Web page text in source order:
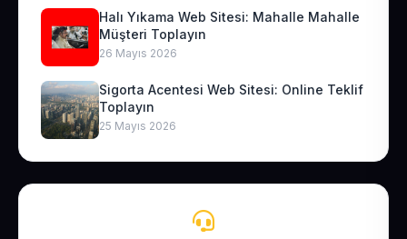
Halı Yıkama Web Sitesi: Mahalle Mahalle
Müşteri Toplayın
26 Mayıs 2026
Sigorta Acentesi Web Sitesi: Online Teklif
Toplayın
25 Mayıs 2026